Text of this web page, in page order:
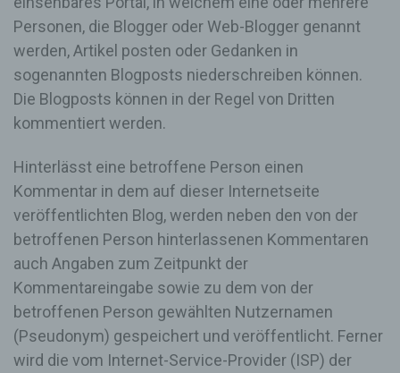
Personen, die Blogger oder Web-Blogger genannt
werden, Artikel posten oder Gedanken in
sogenannten Blogposts niederschreiben können.
Die Blogposts können in der Regel von Dritten
kommentiert werden.
Hinterlässt eine betroffene Person einen
Kommentar in dem auf dieser Internetseite
veröffentlichten Blog, werden neben den von der
betroffenen Person hinterlassenen Kommentaren
auch Angaben zum Zeitpunkt der
Kommentareingabe sowie zu dem von der
betroffenen Person gewählten Nutzernamen
(Pseudonym) gespeichert und veröffentlicht. Ferner
wird die vom Internet-Service-Provider (ISP) der
angegebenen personenbezogenen Daten
jederzeit abzuändern oder vollständig aus dem
Datenbestand des für die Verarbeitung
Verantwortlichen löschen zu lassen.
Der für die Verarbeitung Verantwortliche erteilt
jeder betroffenen Person jederzeit auf Anfrage
Ferner berichtigt oder löscht der für die
Verarbeitung Verantwortliche personenbezogene
Daten auf Wunsch oder Hinweis der betroffenen
Person, soweit dem keine gesetzlichen
Aufbewahrungspflichten entgegenstehen. Die
Gesamtheit der Mitarbeiter des für die Verarbeitung
Verantwortlichen stehen der betroffenen Person in
diesem Zusammenhang als Ansprechpartner zur
Verfügung.
Kontaktmöglichkeit über die Internetseite